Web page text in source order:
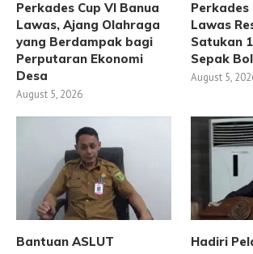
Perkades Cup VI Banua
Lawas, Ajang Olahraga
yang Berdampak bagi
Perputaran Ekonomi
Desa
August 5, 2026
Perkades
Lawas
Satukan
Sepak
August 5,
Bantuan ASLUT
Hadiri